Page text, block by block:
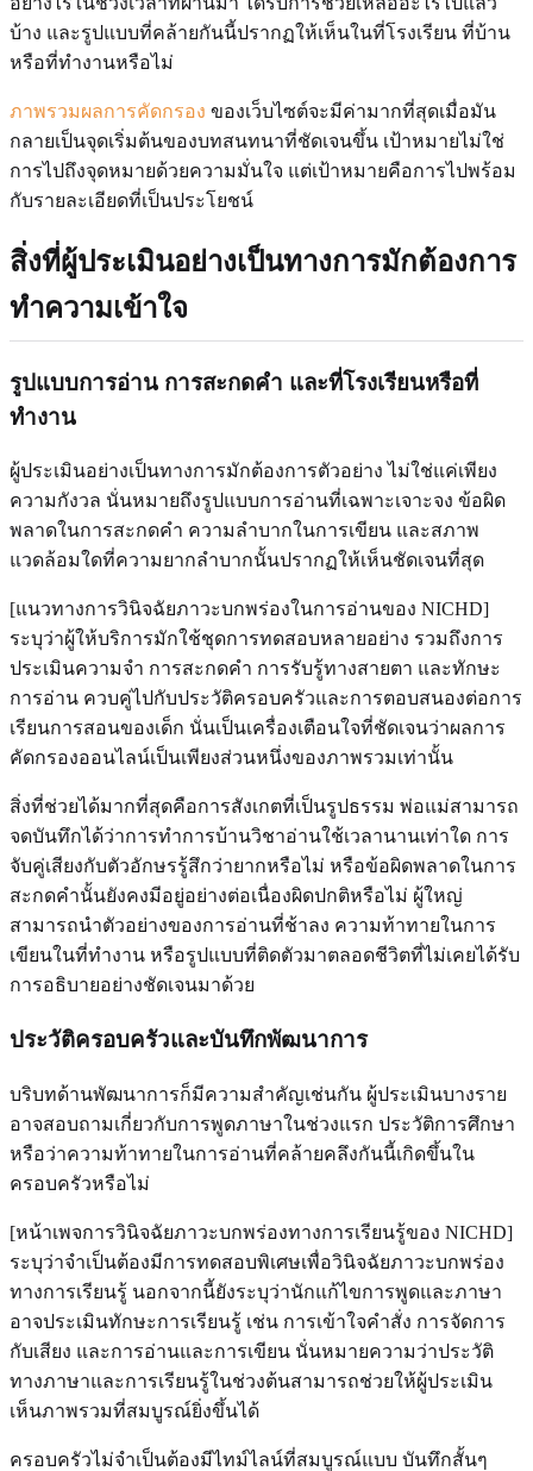
บ้าง และรูปแบบที่คล้ายกันนี้ปรากฏให้เห็นในที่โรงเรียน ที่บ้าน
หรือที่ทำงานหรือไม่
ภาพรวมผลการคัดกรอง ของเว็บไซต์จะมีค่ามากที่สุดเมื่อมัน
กลายเป็นจุดเริ่มต้นของบทสนทนาที่ชัดเจนขึ้น เป้าหมายไม่ใช่
การไปถึงจุดหมายด้วยความมั่นใจ แต่เป้าหมายคือการไปพร้อม
กับรายละเอียดที่เป็นประโยชน์
สิ่งที่ผู้ประเมินอย่างเป็นทางการมักต้องการ
ทำความเข้าใจ
รูปแบบการอ่าน การสะกดคำ และที่โรงเรียนหรือที่
ทำงาน
ผู้ประเมินอย่างเป็นทางการมักต้องการตัวอย่าง ไม่ใช่แค่เพียง
ความกังวล นั่นหมายถึงรูปแบบการอ่านที่เฉพาะเจาะจง ข้อผิด
พลาดในการสะกดคำ ความลำบากในการเขียน และสภาพ
แวดล้อมใดที่ความยากลำบากนั้นปรากฏให้เห็นชัดเจนที่สุด
[แนวทางการวินิจฉัยภาวะบกพร่องในการอ่านของ NICHD]
ระบุว่าผู้ให้บริการมักใช้ชุดการทดสอบหลายอย่าง รวมถึงการ
ประเมินความจำ การสะกดคำ การรับรู้ทางสายตา และทักษะ
การอ่าน ควบคู่ไปกับประวัติครอบครัวและการตอบสนองต่อการ
เรียนการสอนของเด็ก นั่นเป็นเครื่องเตือนใจที่ชัดเจนว่าผลการ
คัดกรองออนไลน์เป็นเพียงส่วนหนึ่งของภาพรวมเท่านั้น
สิ่งที่ช่วยได้มากที่สุดคือการสังเกตที่เป็นรูปธรรม พ่อแม่สามารถ
จดบันทึกได้ว่าการทำการบ้านวิชาอ่านใช้เวลานานเท่าใด การ
จับคู่เสียงกับตัวอักษรรู้สึกว่ายากหรือไม่ หรือข้อผิดพลาดในการ
สะกดคำนั้นยังคงมีอยู่อย่างต่อเนื่องผิดปกติหรือไม่ ผู้ใหญ่
สามารถนำตัวอย่างของการอ่านที่ช้าลง ความท้าทายในการ
เขียนในที่ทำงาน หรือรูปแบบที่ติดตัวมาตลอดชีวิตที่ไม่เคยได้รับ
การอธิบายอย่างชัดเจนมาด้วย
ประวัติครอบครัวและบันทึกพัฒนาการ
บริบทด้านพัฒนาการก็มีความสำคัญเช่นกัน ผู้ประเมินบางราย
อาจสอบถามเกี่ยวกับการพูดภาษาในช่วงแรก ประวัติการศึกษา
หรือว่าความท้าทายในการอ่านที่คล้ายคลึงกันนี้เกิดขึ้นใน
ครอบครัวหรือไม่
[หน้าเพจการวินิจฉัยภาวะบกพร่องทางการเรียนรู้ของ NICHD]
ระบุว่าจำเป็นต้องมีการทดสอบพิเศษเพื่อวินิจฉัยภาวะบกพร่อง
ทางการเรียนรู้ นอกจากนี้ยังระบุว่านักแก้ไขการพูดและภาษา
อาจประเมินทักษะการเรียนรู้ เช่น การเข้าใจคำสั่ง การจัดการ
กับเสียง และการอ่านและการเขียน นั่นหมายความว่าประวัติ
ทางภาษาและการเรียนรู้ในช่วงต้นสามารถช่วยให้ผู้ประเมิน
เห็นภาพรวมที่สมบูรณ์ยิ่งขึ้นได้
ครอบครัวไม่จำเป็นต้องมีไทม์ไลน์ที่สมบูรณ์แบบ บันทึกสั้นๆ